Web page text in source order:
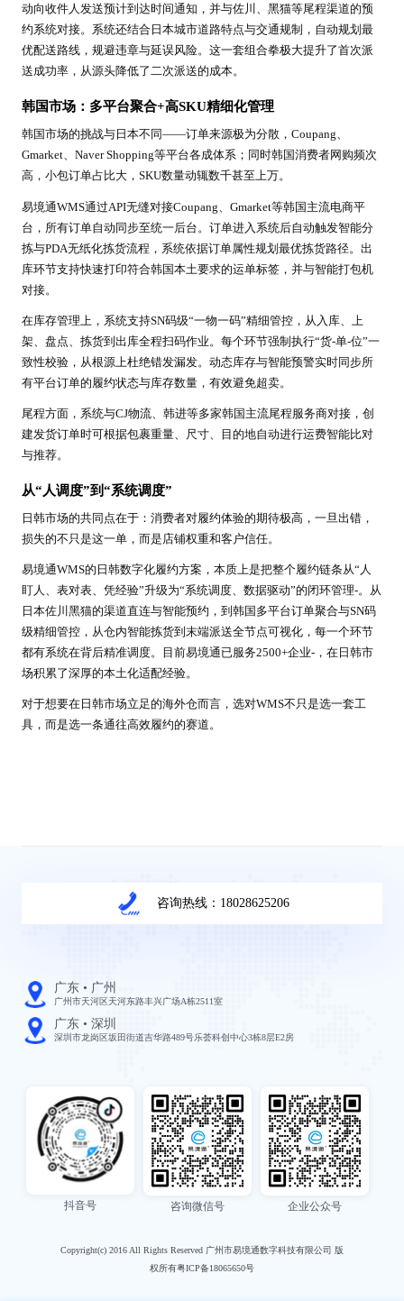
动向收件人发送预计到达时间通知，并与佐川、黑猫等尾程渠道的预
约系统对接。系统还结合日本城市道路特点与交通规制，自动规划最
优配送路线，规避违章与延误风险。这一套组合拳极大提升了首次派
送成功率，从源头降低了二次派送的成本。
韩国市场：多平台聚合+高SKU精细化管理
韩国市场的挑战与日本不同——订单来源极为分散，Coupang、
Gmarket、Naver Shopping等平台各成体系；同时韩国消费者网购频次
高，小包订单占比大，SKU数量动辄数千甚至上万。
易境通WMS通过API无缝对接Coupang、Gmarket等韩国主流电商平
台，所有订单自动同步至统一后台。订单进入系统后自动触发智能分
拣与PDA无纸化拣货流程，系统依据订单属性规划最优拣货路径。出
库环节支持快速打印符合韩国本土要求的运单标签，并与智能打包机
对接。
在库存管理上，系统支持SN码级“一物一码”精细管控，从入库、上
架、盘点、拣货到出库全程扫码作业。每个环节强制执行“货-单-位”一
致性校验，从根源上杜绝错发漏发。动态库存与智能预警实时同步所
有平台订单的履约状态与库存数量，有效避免超卖。
尾程方面，系统与CJ物流、韩进等多家韩国主流尾程服务商对接，创
建发货订单时可根据包裹重量、尺寸、目的地自动进行运费智能比对
与推荐。
从“人调度”到“系统调度”
日韩市场的共同点在于：消费者对履约体验的期待极高，一旦出错，
损失的不只是这一单，而是店铺权重和客户信任。
易境通WMS的日韩数字化履约方案，本质上是把整个履约链条从“人
盯人、表对表、凭经验”升级为“系统调度、数据驱动”的闭环管理-。从
日本佐川黑猫的渠道直连与智能预约，到韩国多平台订单聚合与SN码
级精细管控，从仓内智能拣货到末端派送全节点可视化，每一个环节
都有系统在背后精准调度。目前易境通已服务2500+企业-，在日韩市
场积累了深厚的本土化适配经验。
对于想要在日韩市场立足的海外仓而言，选对WMS不只是选一套工
具，而是选一条通往高效履约的赛道。
咨询热线：18028625206
广东 • 广州
广州市天河区天河东路丰兴广场A栋2511室
广东 • 深圳
深圳市龙岗区坂田街道吉华路489号乐荟科创中心3栋8层E2房
抖音号 咨询微信号 企业公众号
Copyright(c) 2016 All Rights Reserved 广州市易境通数字科技有限公司 版
权所有粤ICP备18065650号